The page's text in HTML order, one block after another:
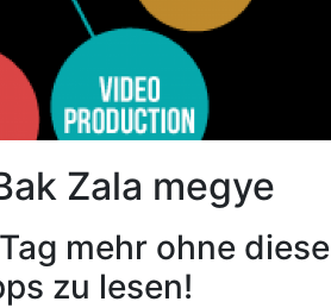
Zala megye
mehr ohne diese
zu lesen!